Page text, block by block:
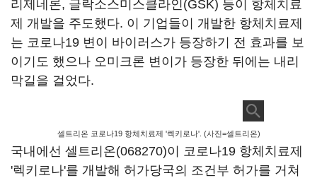
리제네론, 글락소스미스클라인(GSK) 등이 항체치료
제 개발을 주도했다. 이 기업들이 개발한 항체치료제
는 코로나19 변이 바이러스가 등장하기 전 효과를 보
이기도 했으나 오미크론 변이가 등장한 뒤에는 내리
막길을 걸었다.
셀트리온 코로나19 항체치료제 '렉키로나'. (사진=셀트리온)
국내에선 셀트리온(068270)이 코로나19 항체치료제
'렉키로나'를 개발해 허가당국의 조건부 허가를 거쳐